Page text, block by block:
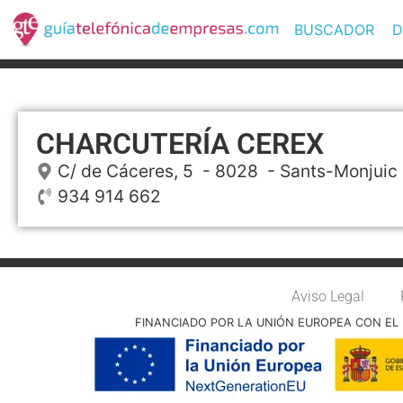
BUSCADOR
CHARCUTERÍA CEREX
C/ de Cáceres, 5 - 8028 - Sants-Monjuic
934 914 662
Aviso Legal
FINANCIADO POR LA UNIÓN EUROPEA CON